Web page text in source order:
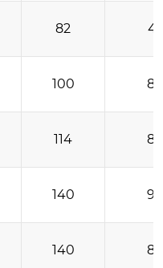
82 45
100 80
114 80
140 90
140 80